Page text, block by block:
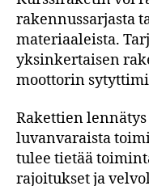
rakennussarjasta
materiaaleista.
yksinkertaisen
moottorin
Rakettien
luvanvaraista
tulee tietää
rajoitukset ja